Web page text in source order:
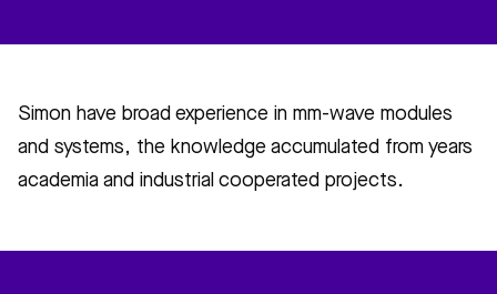
Simon have broad experience in mm-wave modules
and systems, the knowledge accumulated from years
academia and industrial cooperated projects.